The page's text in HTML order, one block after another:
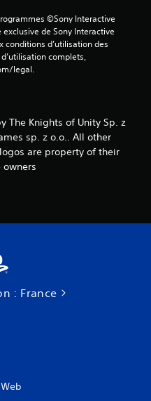
©Sony Interactive
de Sony Interactive
conditions d’utilisation des
complets,
legal.
The Knights of Unity Sp. z
sp. z o.o.. All other
are property of their
owners
: France